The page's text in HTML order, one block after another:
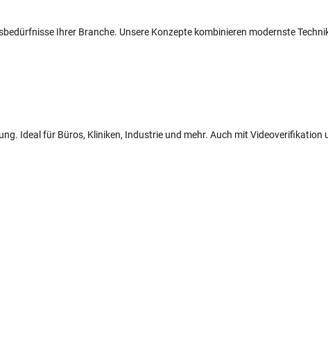
Ihrer Branche. Unsere Konzepte kombinieren modernste
Ideal für Büros, Kliniken, Industrie und mehr. Auch mit Videoverifikation